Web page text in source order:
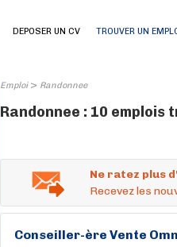
DEPOSER UN CV TROUVER UN
Emploi> Randonnee
Randonnee : 10 emplois
Ne ratez plus
Recevez les
Conseiller-ère Vente